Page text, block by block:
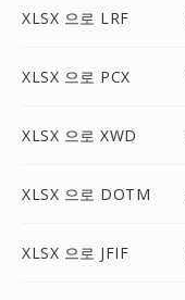
XLSX 으로 LRF
XLSX 으로 PCX
XLSX 으로 XWD
XLSX 으로 DOTM
XLSX 으로 JFIF